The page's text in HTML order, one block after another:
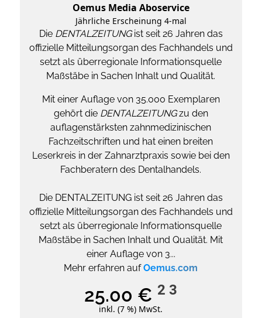
Oemus Media Aboservice
Jährliche Erscheinung 4-mal
Die DENTALZEITUNGist seit 26 Jahren das
offizielle Mitteilungsorgan des Fachhandels und
setzt als überregionale Informationsquelle
Maßstäbe in Sachen Inhalt und Qualität.
Mit einer Auflage von 35.000 Exemplaren
gehört die DENTALZEITUNGzu den
auflagenstärksten zahnmedizinischen
Fachzeitschriften und hat einen breiten
Leserkreis in der Zahnarztpraxis sowie bei den
Fachberatern des Dentalhandels.
Die DENTALZEITUNG ist seit 26 Jahren das
offizielle Mitteilungsorgan des Fachhandels und
setzt als überregionale Informationsquelle
Maßstäbe in Sachen Inhalt und Qualität. Mit
einer Auflage von 3...
Mehr erfahren aufOemus.com
25.00 € 2 3
inkl. (7 %) MwSt.